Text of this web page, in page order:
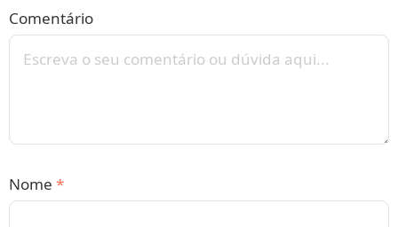
Comentário
Nome *